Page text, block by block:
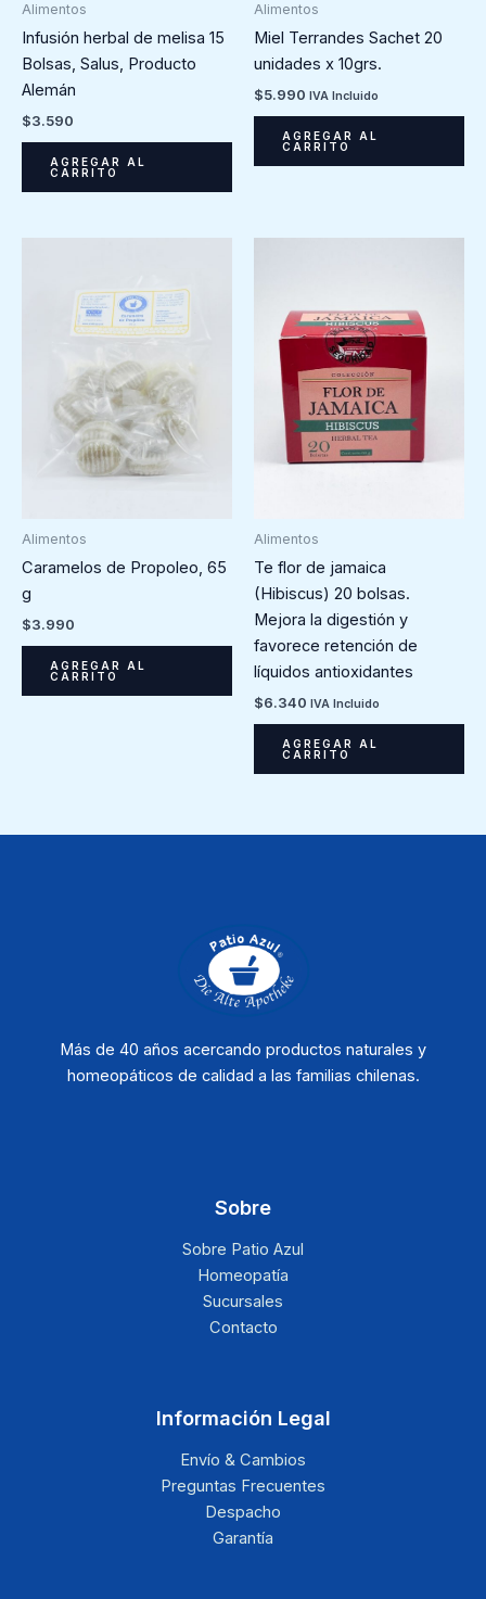
Alimentos
Infusión herbal de melisa 15
Bolsas, Salus, Producto
Alemán
$3.590
AGREGAR AL
CARRITO
Alimentos
Miel Terrandes Sachet 20
unidades x 10grs.
$5.990 IVA Incluido
AGREGAR AL
CARRITO
Alimentos
Caramelos de Propoleo, 65
g
$3.990
AGREGAR AL
CARRITO
Alimentos
Te flor de jamaica
(Hibiscus) 20 bolsas.
Mejora la digestión y
favorece retención de
líquidos antioxidantes
$6.340 IVA Incluido
AGREGAR AL
CARRITO
Más de 40 años acercando productos naturales y
homeopáticos de calidad a las familias chilenas.
Sobre
Sobre Patio Azul
Homeopatía
Sucursales
Contacto
Información Legal
Envío & Cambios
Preguntas Frecuentes
Despacho
Garantía